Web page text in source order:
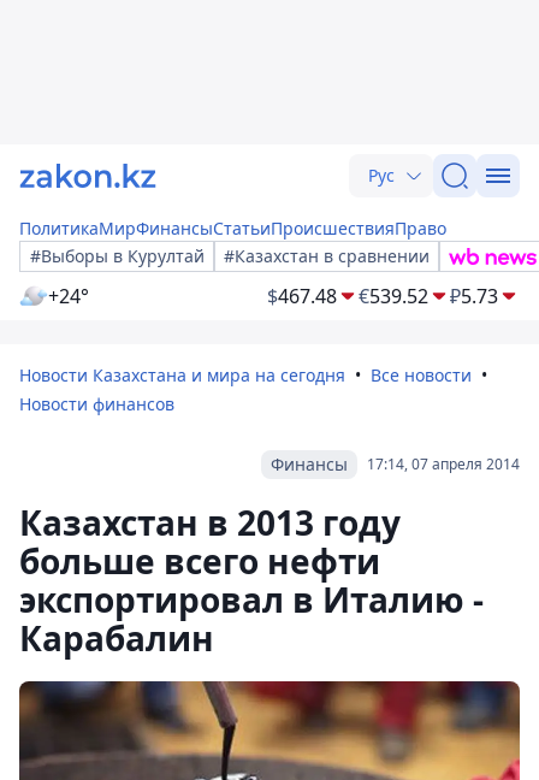
Рус
ПолитикаМирФинансыСтатьиПроисшествияПраво
#Выборы в Курултай
#Казахстан в сравнении
+24° $467.48 €539.52 ₽5.73
Новости Казахстана и мира на сегодня
Все новости
Новости финансов
17:14, 07 апреля 2014
Финансы
Казахстан в 2013 году
больше всего нефти
экспортировал в Италию -
Карабалин